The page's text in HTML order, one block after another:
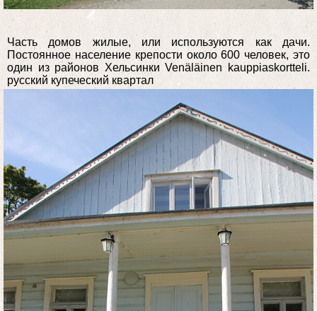
Часть домов жилые, или используются как дачи.
Постоянное население крепости около 600 человек, это
один из районов Хельсинки Venäläinen kauppiaskortteli.
русский купеческий квартал